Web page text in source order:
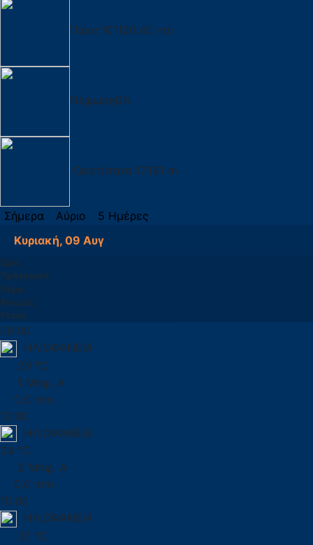
Πίεση101120.40 mb
Νέφωση0%
Ορατότητα 17.161 m
Σήμερα Αύριο
5 Ημέρες
Κυριακή, 09 Αυγ
Ώρα
Πρόγνωση
Θερμ.
Άνεμος
Υετός
09:00
ΗΛΙΟΦΑΝΕΙΑ
29 °C
1 Μπφ. Α
0.0 mm
12:00
ΗΛΙΟΦΑΝΕΙΑ
34 °C
2 Μπφ. Α
0.0 mm
15:00
ΗΛΙΟΦΑΝΕΙΑ
37 °C